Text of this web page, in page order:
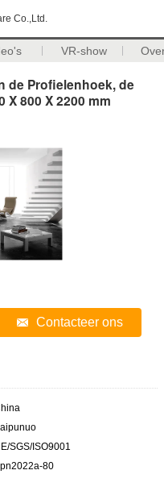
Co.,Ltd.
VR-show
de Profielenhoek, de
800 X 2200 mm
Contacteer ons
SGS/ISO9001
80